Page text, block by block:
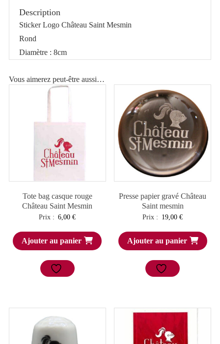
LogoDescription
Sticker Logo Château Saint Mesmin
Rond
Diamètre : 8cm
Vous aimerez peut-être aussi…
Tote bag casque rouge
Château Saint Mesmin
Prix : 6,00€
Ajouter au panier
Presse papier gravé Château
Saint mesmin
Prix : 19,00€
Ajouter au panier